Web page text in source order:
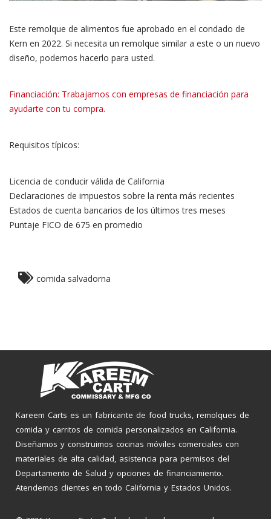
Este remolque de alimentos fue aprobado en el condado de
Kern en 2022. Si necesita un remolque similar a este o un nuevo
diseño, podemos hacerlo para usted.
Financiación: Trabajamos con empresas de financiación para
ayudarte con tu compra.
Requisitos típicos:
Licencia de conducir válida de California
Declaraciones de impuestos sobre la renta más recientes
Estados de cuenta bancarios de los últimos tres meses
Puntaje FICO de 675 en promedio
comida salvadorna
Kareem Carts es un fabricante de food trucks, remolques de
comida y carritos de comida personalizados en California.
Diseñamos y construimos cocinas móviles comerciales con
materiales de alta calidad, asistencia para permisos del
Departamento de Salud y opciones de financiamiento.
Atendemos clientes en todo California y Estados Unidos.